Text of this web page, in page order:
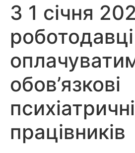
З 1 січня
роботодавці
обов’язкові
працівників